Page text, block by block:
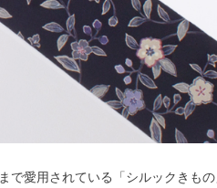
愛用されている「シルックきもの